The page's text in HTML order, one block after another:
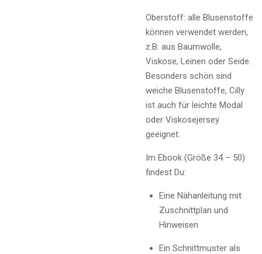
Oberstoff: alle Blusenstoffe
können verwendet werden,
z.B. aus Baumwolle,
Viskose, Leinen oder Seide.
Besonders schön sind
weiche Blusenstoffe, Cilly
ist auch für leichte Modal
oder Viskosejersey
geeignet.
Im Ebook (Größe 34 – 50)
findest Du:
Eine Nähanleitung mit
Zuschnittplan und
Hinweisen
Ein Schnittmuster als